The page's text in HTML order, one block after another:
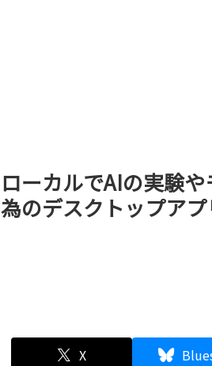
ローカルでAIの実験
為のデスクトップアプ
X